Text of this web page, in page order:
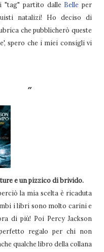
"tag" partito dalle Belle per
natalizi! Ho deciso di
che pubblicherò queste
spero che i miei consigli vi
e un pizzico di brivido.
la mia scelta è ricaduta
i libri sono molto carini e
di più! Poi Percy Jackson
regalo per chi non
qualche libro della collana